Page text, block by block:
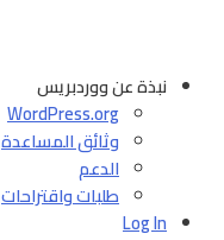
نبذة عن ووردبريس
WordPress.org
وثائق المساعدة
الدعم
طلبات واقتراحات
Log In